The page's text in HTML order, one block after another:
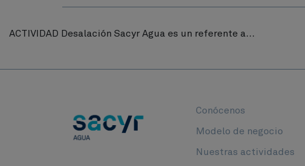
ACTIVIDAD Desalación Sacyr Agua es un referente a...
Conócenos
Modelo de negocio
Nuestras actividades